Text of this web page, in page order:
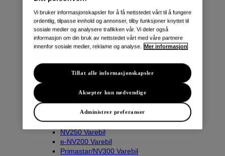
Navara
Townstar Varebil
Townstar El-Varebil
NV250 Varebil
e-NV200 Varebil
Primastar/NV300 Varebil
Vi bruker informasjonskapsler for å få nettstedet vårt til å fungere
ordentlig, tilpasse innhold og annonser, tilby funksjoner knyttet til
sosiale medier og analysere trafikken vår. Vi deler også
informasjon om din bruk av nettstedet vårt med våre partnere
innenfor sosiale medier, reklame og analyse.
Mer informasjon
Administrer preferanser
Aksepter kun nødvendige
Tillat alle informasjonskapsler